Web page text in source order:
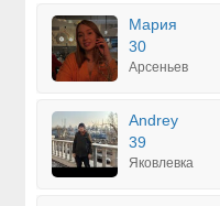
Мария
30
Арсеньев
Andrey
39
Яковлевка